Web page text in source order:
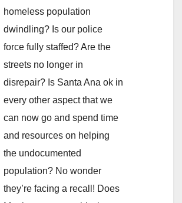
homeless population
dwindling? Is our police
force fully staffed? Are the
streets no longer in
disrepair? Is Santa Ana ok in
every other aspect that we
can now go and spend time
and resources on helping
the undocumented
population? No wonder
they’re facing a recall! Does